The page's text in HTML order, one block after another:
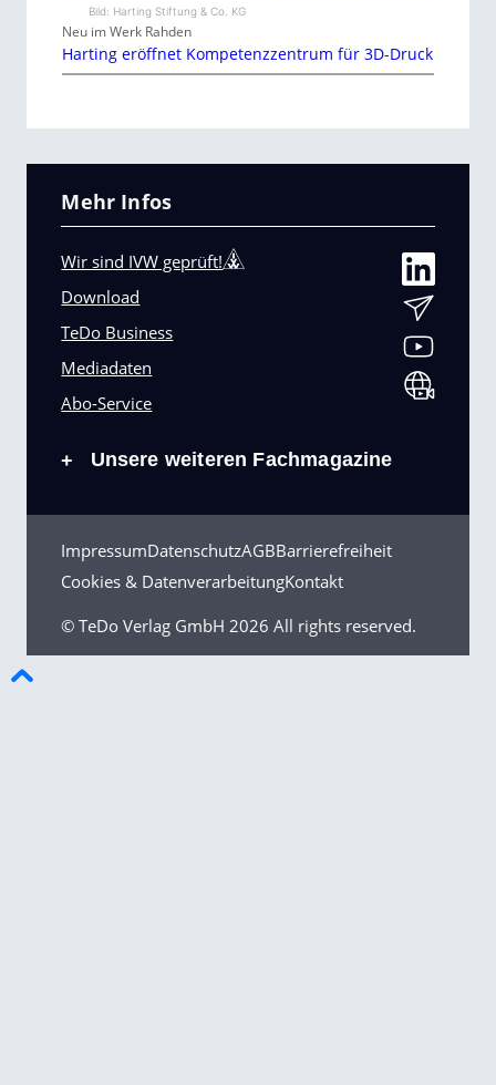
Bild: Harting Stiftung & Co. KG
Neu im Werk Rahden
Harting eröffnet Kompetenzzentrum für 3D-Druck
Mehr Infos
Wir sind IVW geprüft!
Download
TeDo Business
Mediadaten
Abo-Service
+ Unsere weiteren Fachmagazine
ImpressumDatenschutzAGBBarrierefreiheit
Cookies & DatenverarbeitungKontakt
© TeDo Verlag GmbH 2026 All rights reserved.